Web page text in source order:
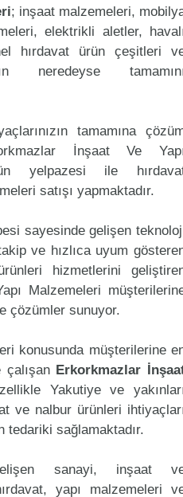
; inşaat malzemeleri,
elektrikli aletler,
hırdavat ürün çeşitleri
neredeyse
tamamına
İnşaat Ve
yelpazesi ile
satışı yapmaktadır.
sayesinde gelişen
ve hızlıca uyum
hizmetlerini
Malzemeleri
çözümler sunuyor.
konusunda müşterilerine
Erkorkmazlar
Yakutiye ve
ve nalbur ürünleri
tedariki sağlamaktadır.
sanayi, inşaat
yapı malzemeleri